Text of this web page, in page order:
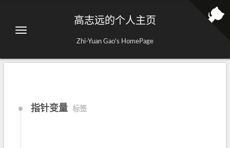
高志远的个人主页
Zhi-Yuan Gao's HomePage
指针变量 标签